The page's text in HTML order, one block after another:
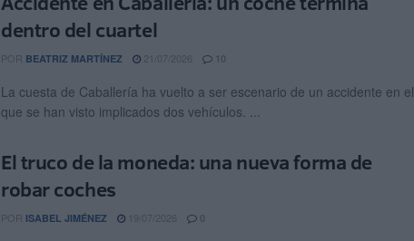
dentro del cuartel
POR BEATRIZ MARTÍNEZ 21/07/2026 10
La cuesta de Caballería ha vuelto a ser escenario de un accidente en el
que se han visto implicados dos vehículos. ...
El truco de la moneda: una nueva forma de
robar coches
POR ISABEL JIMÉNEZ 19/07/2026 0